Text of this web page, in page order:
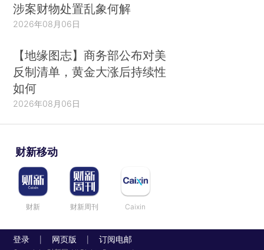
涉案财物处置乱象何解
2026年08月06日
【地缘图志】商务部公布对美
反制清单，黄金大涨后持续性
如何
2026年08月06日
财新移动
财新 财新周刊 Caixin
登录 网页版 订阅电邮